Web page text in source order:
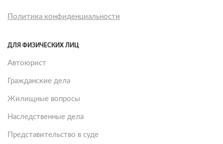
Политика конфиденциальности
ДЛЯ ФИЗИЧЕСКИХ ЛИЦ
Автоюрист
Гражданские дела
Жилищные вопросы
Наследственные дела
Представительство в суде